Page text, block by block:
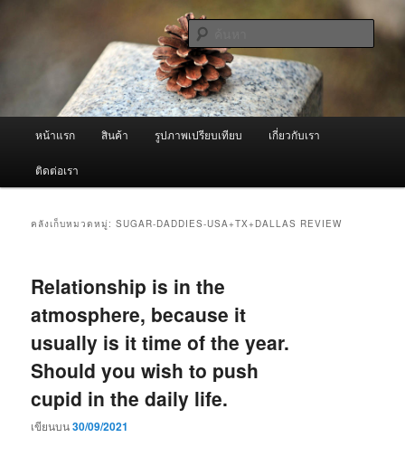
ผู้นำเข้าเครื่องพ่นหมอกควัน Best
Fogger / Fogger One และ อะไหล่
จำหน่ายเครื่องพ่นหมอกควัน คุณภาพดี บริการด้วยความจริงใจ
ค้นหา
หน้าแรก สินค้า รูปภาพเปรียบเทียบ เกี่ยวกับเรา
ติดต่อเรา
คลังเก็บหมวดหมู่:SUGAR-DADDIES-USA+TX+DALLAS REVIEW
Relationship is in the
atmosphere, because it
usually is it time of the year.
Should you wish to push
cupid in the daily life.
เขียนบน30/09/2021